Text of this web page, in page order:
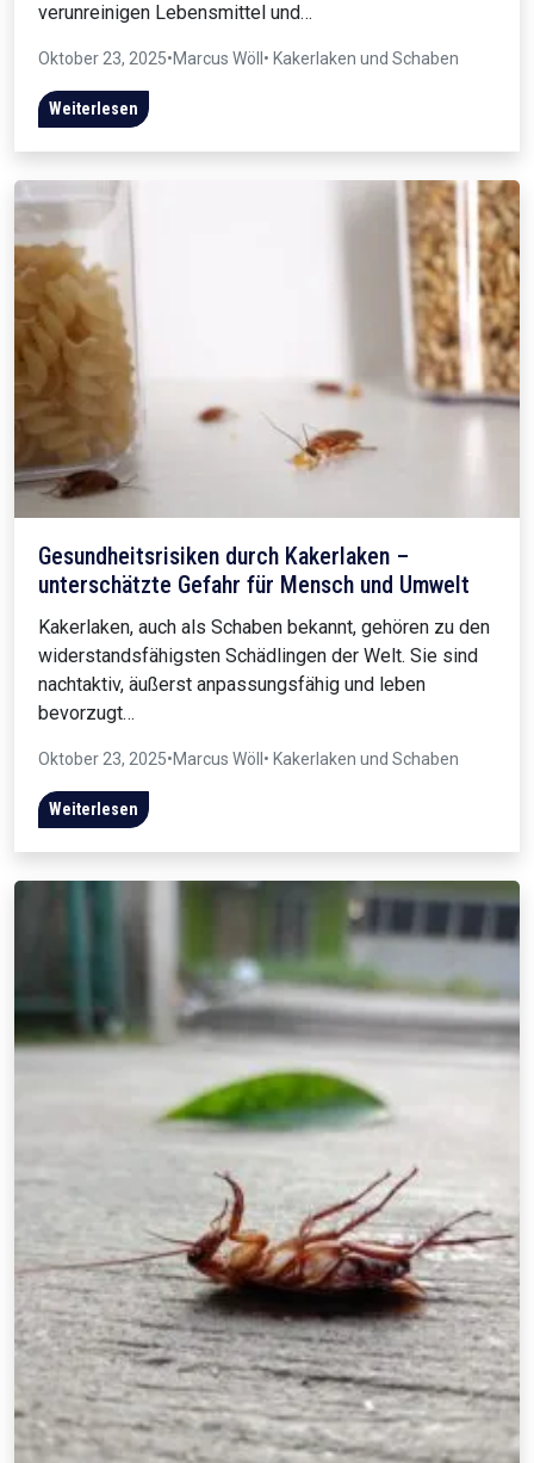
verunreinigen Lebensmittel und…
Oktober 23, 2025•Marcus Wöll • Kakerlaken und Schaben
Weiterlesen
Gesundheitsrisiken durch Kakerlaken –
unterschätzte Gefahr für Mensch und Umwelt
Kakerlaken, auch als Schaben bekannt, gehören zu den
widerstandsfähigsten Schädlingen der Welt. Sie sind
nachtaktiv, äußerst anpassungsfähig und leben
bevorzugt…
Oktober 23, 2025•Marcus Wöll • Kakerlaken und Schaben
Weiterlesen